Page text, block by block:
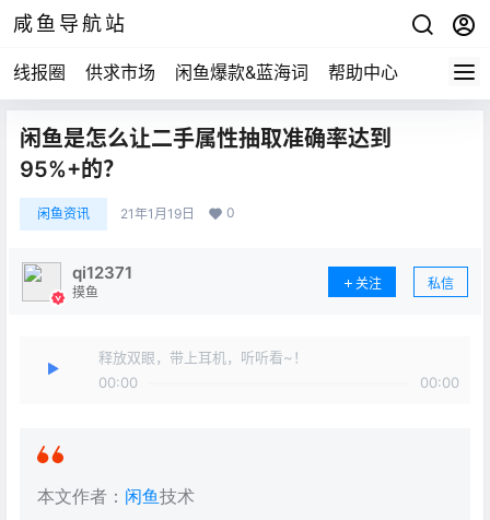
咸鱼导航站
线报圈 供求市场 闲鱼爆款&蓝海词 帮助中心
闲鱼是怎么让二手属性抽取准确率达到
95%+的？
闲鱼资讯 21年1月19日 0
qi12371
摸鱼
关注 私信
释放双眼，带上耳机，听听看~！
00:00
00:00
本文作者： 闲鱼技术